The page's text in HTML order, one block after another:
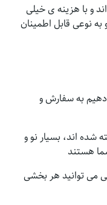
و با هزینه ی خیلی
نوعی قابل اطمینان
دهیم به سفارش و
شده اند، بسیار نو و
هستند
می توانید هر بخشی